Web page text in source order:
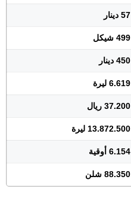
57 دينار
499 شيكل
450 دينار
6.619 ليرة
37.200 ريال
13.872.500 ليرة
6.154 أوقية
88.350 شلن